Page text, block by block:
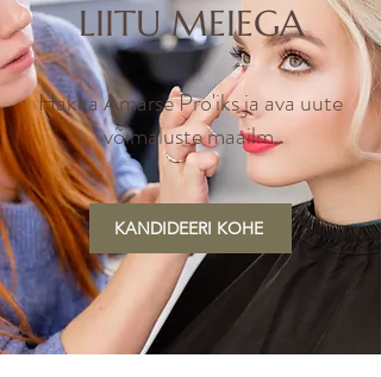
LIITU MEIEGA
Hakka Amarse Pro'iks ja ava uute
võimaluste maailm.
KANDIDEERI KOHE